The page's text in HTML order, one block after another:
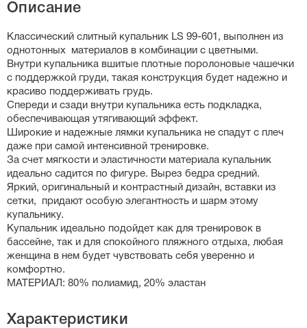
Описание
Классический слитный купальник LS 99-601, выполнен из
однотонных материалов в комбинации с цветными.
Внутри купальника вшитые плотные поролоновые чашечки
с поддержкой груди, такая конструкция будет надежно и
красиво поддерживать грудь.
Спереди и сзади внутри купальника есть подкладка,
обеспечивающая утягивающий эффект.
Широкие и надежные лямки купальника не спадут с плеч
даже при самой интенсивной тренировке.
За счет мягкости и эластичности материала купальник
идеально садится по фигуре. Вырез бедра средний.
Яркий, оригинальный и контрастный дизайн, вставки из
сетки, придают особую элегантность и шарм этому
купальнику.
Купальник идеально подойдет как для тренировок в
бассейне, так и для спокойного пляжного отдыха, любая
женщина в нем будет чувствовать себя уверенно и
комфортно.
МАТЕРИАЛ: 80% полиамид, 20% эластан
Характеристики